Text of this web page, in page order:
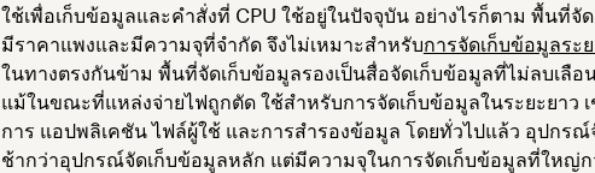
ใช้เพื่อเก็บข้อมูลและคำสั่งที่ CPU ใช้อยู่ในปัจจุบัน อย่างไรก็ตาม พื้นที่
มีราคาแพงและมีความจุที่จำกัด จึงไม่เหมาะสำหรับการจัดเก็บข้อมูลระ
ในทางตรงกันข้าม พื้นที่จัดเก็บข้อมูลรองเป็นสื่อจัดเก็บข้อมูลที่ไม่ลบเลือ
แม้ในขณะที่แหล่งจ่ายไฟถูกตัด ใช้สำหรับการจัดเก็บข้อมูลในระยะยาว
การ แอปพลิเคชัน ไฟล์ผู้ใช้ และการสำรองข้อมูล โดยทั่วไปแล้ว อุปกรณ์
ช้ากว่าอุปกรณ์จัดเก็บข้อมูลหลัก แต่มีความจุในการจัดเก็บข้อมูลที่ใหญ่